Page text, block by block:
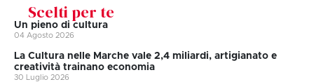
Scelti per te
Un pieno di cultura
04 Agosto 2026
La Cultura nelle Marche vale 2,4 miliardi, artigianato e
creatività trainano economia
30 Luglio 2026